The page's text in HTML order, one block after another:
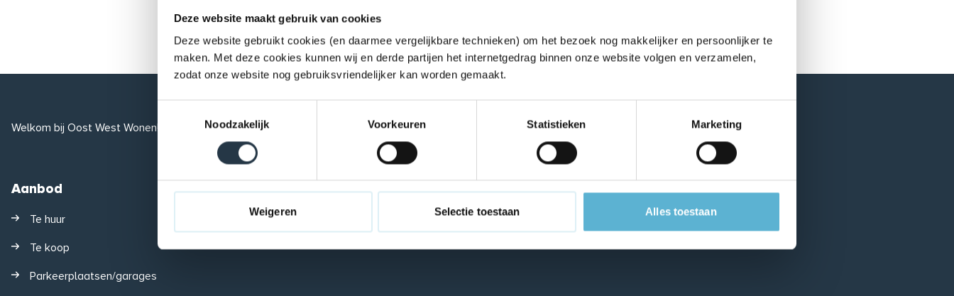
Deze website maakt gebruik van cookies
Deze website gebruikt cookies (en daarmee vergelijkbare technieken) om het bezoek nog makkelijker en persoonlijker te
maken. Met deze cookies kunnen wij en derde partijen het internetgedrag binnen onze website volgen en verzamelen,
zodat onze website nog gebruiksvriendelijker kan worden gemaakt.
Noodzakelijk
Voorkeuren Statistieken Marketing
Weigeren Selectie toestaan Alles toestaan
Over ons
Welkom bij Oost West Wonen! U vindt hier het aanbod van huur- en koopwoningen, garages en parkeerplaatsen.
Aanbod
Te huur
Te koop
Parkeerplaatsen/garages